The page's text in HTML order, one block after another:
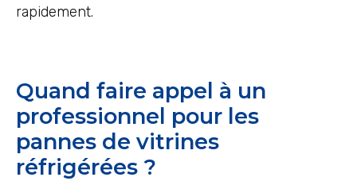
rapidement.
Quand faire appel à un
professionnel pour les
pannes de vitrines
réfrigérées ?